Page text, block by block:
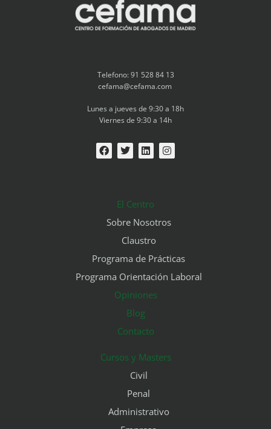
Telefono: 91 528 84 13
cefama@cefama.com
Lunes a jueves de 9:30 a 18h
Viernes de 9:30 a 14h
El Centro
Sobre Nosotros
Claustro
Programa de Prácticas
Programa Orientación Laboral
Opiniones
Blog
Contacto
Cursos y Masters
Civil
Penal
Administrativo